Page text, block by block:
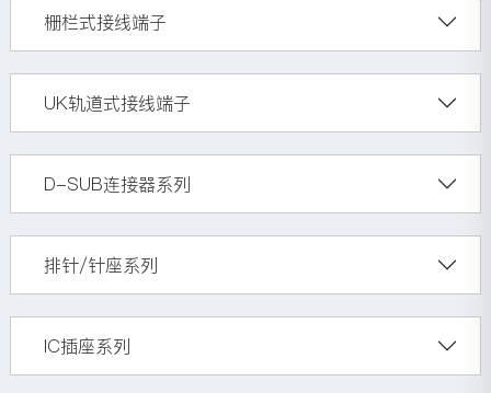
栅栏式接线端子
UK轨道式接线端子
D-SUB连接器系列
排针/针座系列
IC插座系列